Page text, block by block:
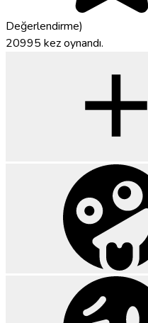
Değerlendirme)
20995 kez oynandı.